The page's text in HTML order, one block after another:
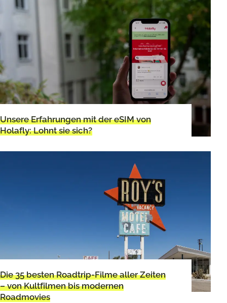
Unsere Erfahrungen mit der eSIM von
Holafly: Lohnt sie sich?
Die 35 besten Roadtrip-Filme aller Zeiten
– von Kultfilmen bis modernen
Roadmovies